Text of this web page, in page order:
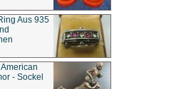
Aus 935
- Sockel